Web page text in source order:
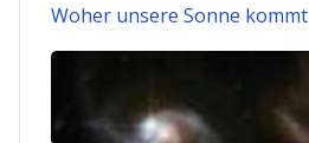
Woher unsere Sonne kommt